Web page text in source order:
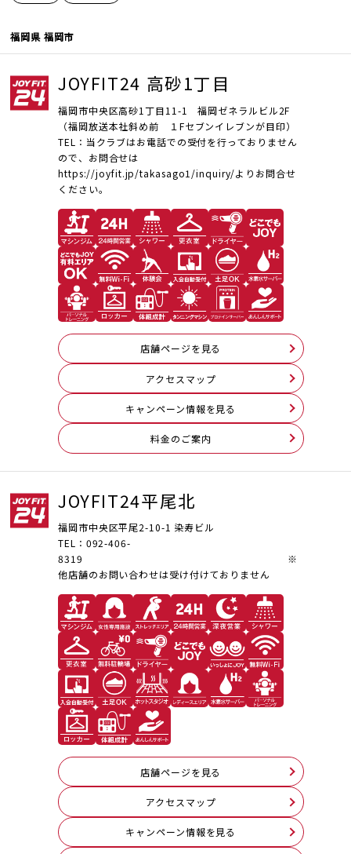
福岡県 福岡市
JOYFIT24 高砂1丁目
福岡市中央区高砂1丁目11-1 福岡ゼネラルビル2F
（福岡放送本社斜め前 １Fセブンイレブンが目印）
TEL：当クラブはお電話での受付を行っておりません
ので、お問合せは
https://joyfit.jp/takasago1/inquiry/よりお問合せ
ください。
店舗ページを見る
アクセスマップ
キャンペーン情報を見る
料⾦のご案内
JOYFIT24平尾北
福岡市中央区平尾2-10-1 染寿ビル
TEL：092-406-
8319 ※
他店舗のお問い合わせは受け付けておりません
店舗ページを見る
アクセスマップ
キャンペーン情報を見る